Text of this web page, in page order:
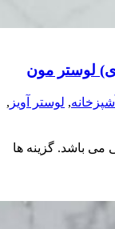
لوستر مون
, لوستر آویز ,
می باشد. گزینه ها